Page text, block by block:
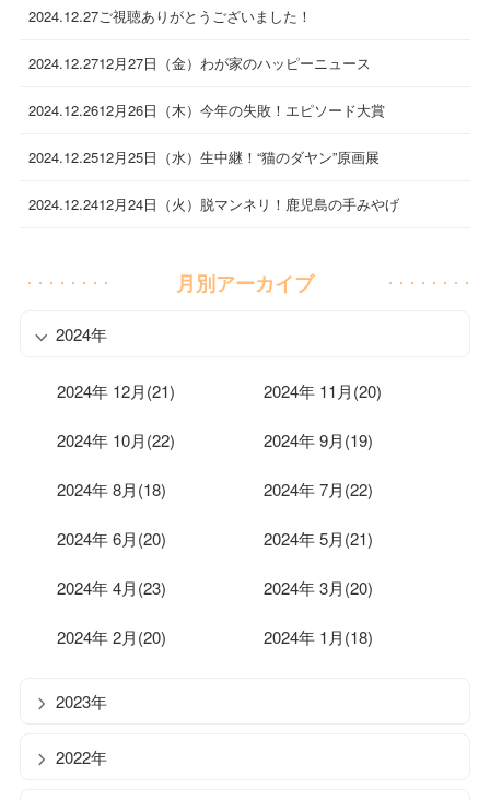
2024.12.27ご視聴ありがとうございました！
2024.12.2712月27日（金）わが家のハッピーニュース
2024.12.2612月26日（木）今年の失敗！エピソード大賞
2024.12.2512月25日（水）生中継！“猫のダヤン”原画展
2024.12.2412月24日（火）脱マンネリ！鹿児島の手みやげ
月別アーカイブ
2024年
2024年 12月(21) 2024年 11月(20)
2024年 10月(22) 2024年 9月(19)
2024年 8月(18) 2024年 7月(22)
2024年 6月(20) 2024年 5月(21)
2024年 4月(23) 2024年 3月(20)
2024年 2月(20) 2024年 1月(18)
2023年
2022年